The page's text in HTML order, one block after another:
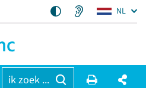
NL
ik zoek ...